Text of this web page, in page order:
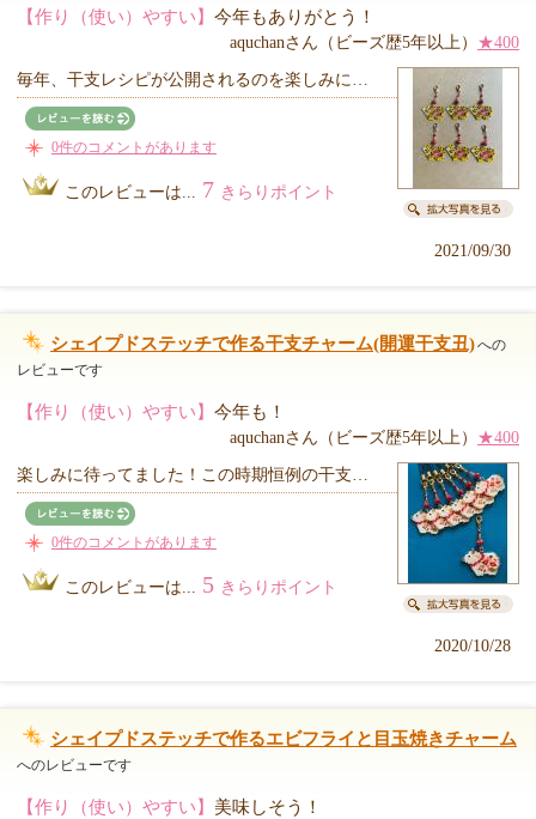
【作り（使い）やすい】 今年もありがとう！
aquchanさん（ビーズ歴5年以上） ★400
毎年、干支レシピが公開されるのを楽しみに…
0件のコメントがあります
このレビューは... 7 きらりポイント
2021/09/30
シェイプドステッチで作る干支チャーム(開運干支丑)への
レビューです
【作り（使い）やすい】 今年も！
aquchanさん（ビーズ歴5年以上） ★400
楽しみに待ってました！この時期恒例の干支…
0件のコメントがあります
このレビューは... 5 きらりポイント
2020/10/28
シェイプドステッチで作るエビフライと目玉焼きチャーム
へのレビューです
【作り（使い）やすい】 美味しそう！